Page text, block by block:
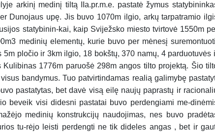
arkinį medinį tiltą IIa.pr.m.e. pas­tatė žymus
Du­nojaus upę. Jis buvo 1070m ilgio, ar­kų tarpatramio
statybinin-kai, kaip Sviježsko miesto tvir­tovė 1550m
medinių ele­mentų, kurie buvo per mėnesį
pločio ir 3km il­gio, 18 bokštų, 370 namų, 4 par­duo­tu­vės
1776m pa­ruo­­šė 298m angos tilto projektą. Šio
bandymus. Tuo pa­tvir­tin­damas realią galimybę
pastatytas, bet davė visą eilę nau­jų paprastų ir
beveik visi didesni pastatai buvo per­dengiami me-
me­dinių konstrukcijų naudojimas, nes buvo
tu-rėjo leis­ti perdengti ne tik dideles angas , bet ir